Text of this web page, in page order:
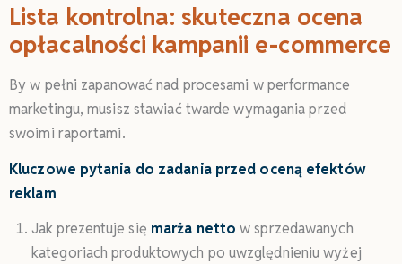
Lista kontrolna: skuteczna ocena
opłacalności kampanii e-commerce
By w pełni zapanować nad procesami w performance
marketingu, musisz stawiać twarde wymagania przed
swoimi raportami.
Kluczowe pytania do zadania przed oceną efektów
reklam
Jak prezentuje się marża netto w sprzedawanych
kategoriach produktowych po uwzględnieniu wyżej